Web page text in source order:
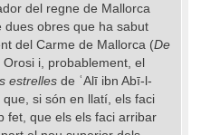
del regne de Mallorca
dues obres que ha sabut
del Carme de Mallorca (De
i, probablement, el
estrelles de ʿAlī ibn Abī-l-
que, si són en llatí, els faci
fet, que els els faci arribar